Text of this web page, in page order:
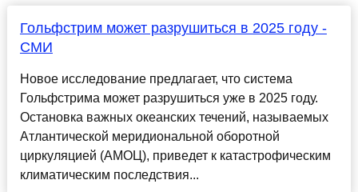
Гольфстрим может разрушиться в 2025 году -
СМИ
Новое исследование предлагает, что система
Гольфстрима может разрушиться уже в 2025 году.
Остановка важных океанских течений, называемых
Атлантической меридиональной оборотной
циркуляцией (АМОЦ), приведет к катастрофическим
климатическим последствия...